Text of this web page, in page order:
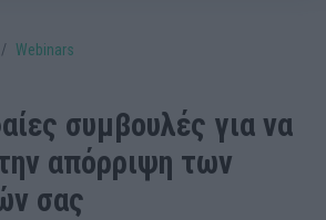
Webinars
συμβουλές για να
απόρριψη των
σας